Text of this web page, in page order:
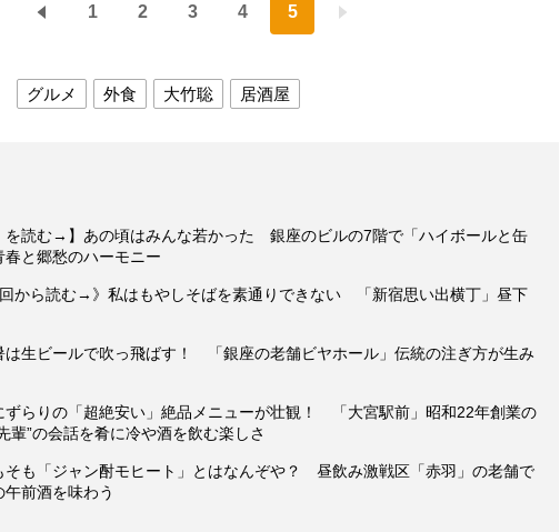
1 2 3 4 5
グルメ 外食 大竹聡 居酒屋
を読む→】あの頃はみんな若かった 銀座のビルの7階で「ハイボールと缶
と郷愁のハーモニー
回から読む→》私はもやしそばを素通りできない 「新宿思い出横丁」昼下
は生ビールで吹っ飛ばす！ 「銀座の老舗ビヤホール」伝統の注ぎ方が生み
ずらりの「超絶安い」絶品メニューが壮観！ 「大宮駅前」昭和22年創業の
輩”の会話を肴に冷や酒を飲む楽しさ
そも「ジャン酎モヒート」とはなんぞや？ 昼飲み激戦区「赤羽」の老舗で
前酒を味わう